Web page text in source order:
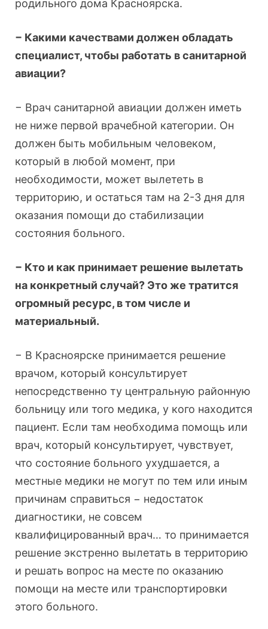
родильного дома Красноярска.
− Какими качествами должен обладать
специалист, чтобы работать в санитарной
авиации?
− Врач санитарной авиации должен иметь
не ниже первой врачебной категории. Он
должен быть мобильным человеком,
который в любой момент, при
необходимости, может вылететь в
территорию, и остаться там на 2-3 дня для
оказания помощи до стабилизации
состояния больного.
− Кто и как принимает решение вылетать
на конкретный случай? Это же тратится
огромный ресурс, в том числе и
материальный.
− В Красноярске принимается решение
врачом, который консультирует
непосредственно ту центральную районную
больницу или того медика, у кого находится
пациент. Если там необходима помощь или
врач, который консультирует, чувствует,
что состояние больного ухудшается, а
местные медики не могут по тем или иным
причинам справиться − недостаток
диагностики, не совсем
квалифицированный врач… то принимается
решение экстренно вылетать в территорию
и решать вопрос на месте по оказанию
помощи на месте или транспортировки
этого больного.